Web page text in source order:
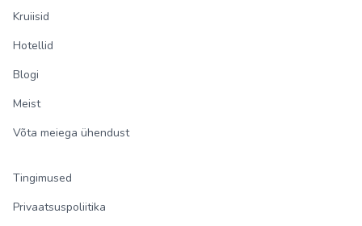
Kruiisid
Hotellid
Blogi
Meist
Võta meiega ühendust
Tingimused
Privaatsuspoliitika